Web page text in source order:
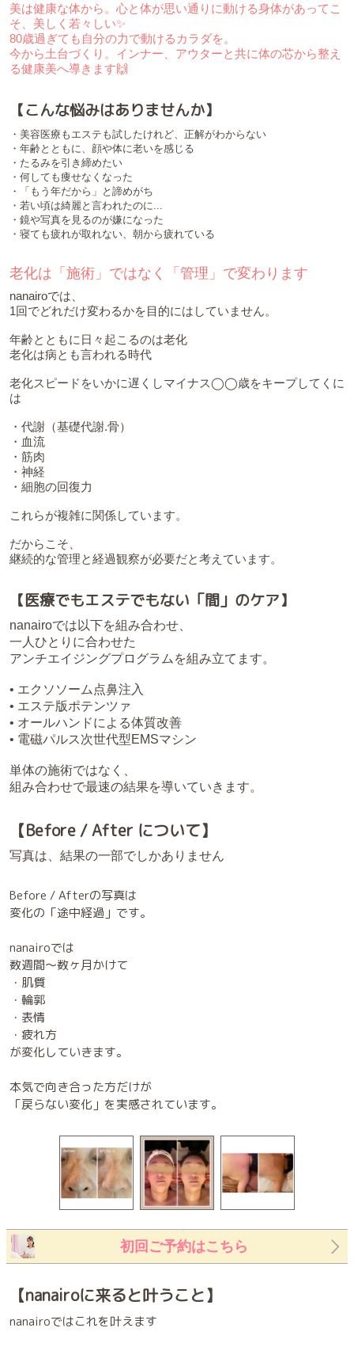
美は健康な体から。心と体が思い通りに動ける身体があってこ
そ、美しく若々しい✨
80歳過ぎても自分の力で動けるカラダを。
今から土台づくり。インナー、アウターと共に体の芯から整え
る健康美へ導きます🙌
【こんな悩みはありませんか】
・美容医療もエステも試したけれど、正解がわからない
・年齢とともに、顔や体に老いを感じる
・たるみを引き締めたい
・何しても痩せなくなった
・「もう年だから」と諦めがち
・若い頃は綺麗と言われたのに...
・鏡や写真を見るのが嫌になった
・寝ても疲れが取れない、朝から疲れている
老化は「施術」ではなく「管理」で変わります
nanairoでは、
1回でどれだけ変わるかを目的にはしていません。
年齢とともに日々起こるのは老化
老化は病とも言われる時代
老化スピードをいかに遅くしマイナス◯◯歳をキープしてくに
は
・代謝（基礎代謝.骨）
・血流
・筋肉
・神経
・細胞の回復力
これらが複雑に関係しています。
だからこそ、
継続的な管理と経過観察が必要だと考えています。
【医療でもエステでもない「間」のケア】
nanairoでは以下を組み合わせ、
一人ひとりに合わせた
アンチエイジングプログラムを組み立てます。
• エクソソーム点鼻注入
• エステ版ポテンツァ
• オールハンドによる体質改善
• 電磁パルス次世代型EMSマシン
単体の施術ではなく、
組み合わせで最速の結果を導いていきます。
【Before / After について】
写真は、結果の一部でしかありません
Before / Afterの写真は
変化の「途中経過」です。
nanairoでは
数週間〜数ヶ月かけて
・肌質
・輪郭
・表情
・疲れ方
が変化していきます。
本気で向き合った方だけが
「戻らない変化」を実感されています。
初回ご予約はこちら
【nanairoに来ると叶うこと】
nanairoではこれを叶えます